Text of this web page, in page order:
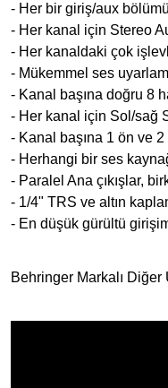
- Her bir giriş/aux
- Her kanal için Stereo
- Her kanaldaki çok
- Mükemmel ses
- Kanal başına doğru 8
- Her kanal için Sol/sağ
- Kanal başına 1 ön ve
- Herhangi bir ses
- Paralel Ana çıkışlar,
- 1/4" TRS ve altın
- En düşük gürültü
Behringer Markalı